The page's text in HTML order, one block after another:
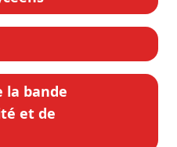
la bande
et de